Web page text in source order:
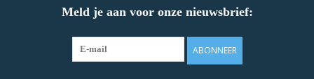
Meld je aan voor onze nieuwsbrief:
ABONNEER